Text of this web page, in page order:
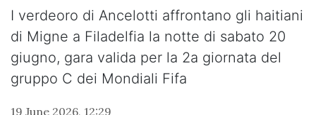
I verdeoro di Ancelotti affrontano gli haitiani
di Migne a Filadelfia la notte di sabato 20
giugno, gara valida per la 2a giornata del
gruppo C dei Mondiali Fifa
19 June 2026, 12:29